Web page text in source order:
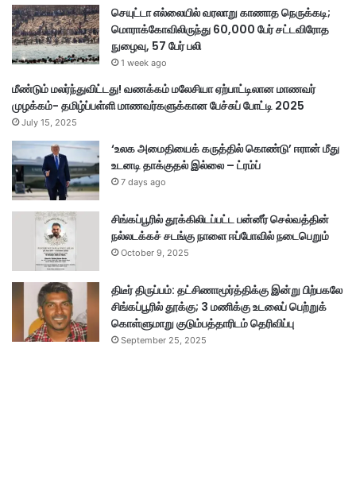
ர
லா
று
செயுட்டா எல்லையில் வரலாறு காணாத நெருக்கடி;
மொராக்கோவிலிருந்து 60,000 பேர் சட்டவிரோத
நுழைவு, 57 பேர் பலி
1 week ago
மீண்டும் மலர்ந்துவிட்டது! வணக்கம் மலேசியா ஏற்பாட்டிலான மாணவர்
முழக்கம்- தமிழ்ப்பள்ளி மாணவர்களுக்கான பேச்சுப் போட்டி 2025
July 15, 2025
‘உலக அமைதியைக் கருத்தில் கொண்டு’ ஈரான் மீது
உடனடி தாக்குதல் இல்லை – ட்ரம்ப்
7 days ago
சிங்கப்பூரில் தூக்கிலிடப்பட்ட பன்னீர் செல்வத்தின்
நல்லடக்கச் சடங்கு நாளை ஈப்போவில் நடைபெறும்
October 9, 2025
திடீர் திருப்பம்: தட்சிணாமூர்த்திக்கு இன்று பிற்பகலே
சிங்கப்பூரில் தூக்கு; 3 மணிக்கு உடலைப் பெற்றுக்
கொள்ளுமாறு குடும்பத்தாரிடம் தெரிவிப்பு
September 25, 2025